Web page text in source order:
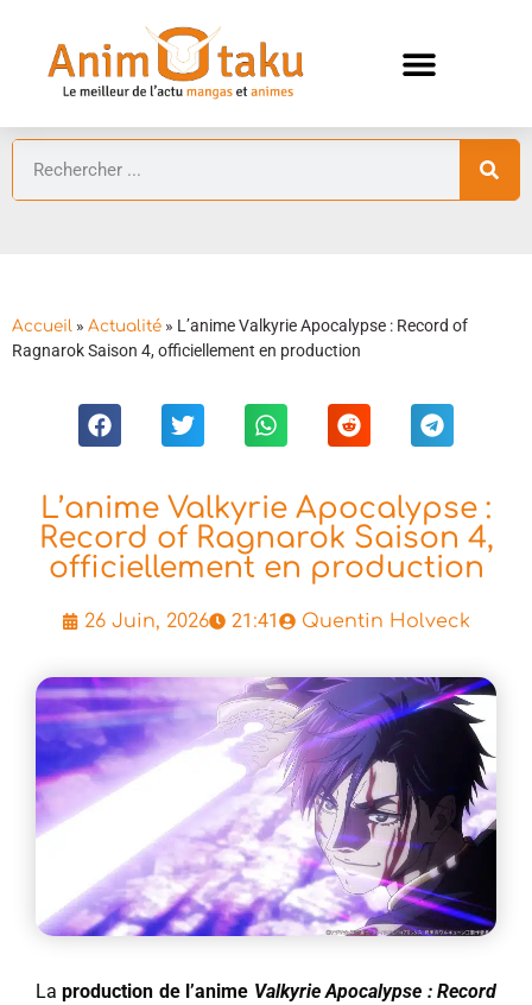
Accueil » Actualité » L’anime Valkyrie Apocalypse : Record of
Ragnarok Saison 4, officiellement en production
L’anime Valkyrie Apocalypse :
Record of Ragnarok Saison 4,
officiellement en production
26 Juin, 2026 21:41 Quentin Holveck
Laproduction de l’anime Valkyrie Apocalypse : Record